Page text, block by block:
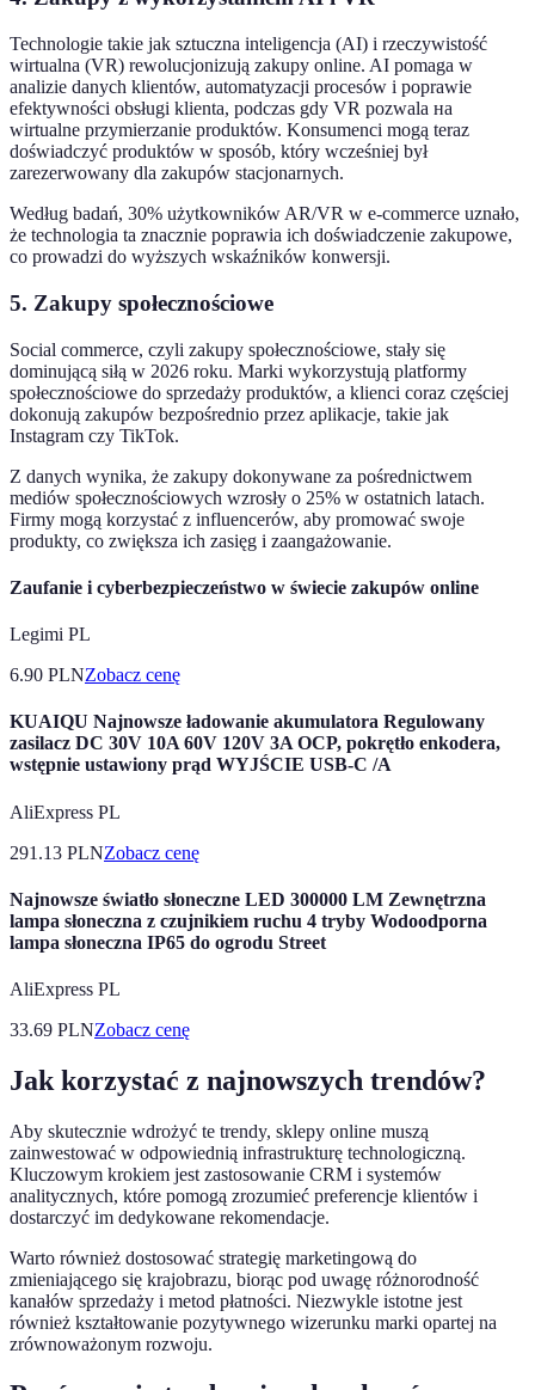
Technologie takie jak sztuczna inteligencja (AI) i rzeczywistość
wirtualna (VR) rewolucjonizują zakupy online. AI pomaga w
analizie danych klientów, automatyzacji procesów i poprawie
efektywności obsługi klienta, podczas gdy VR pozwala на
wirtualne przymierzanie produktów. Konsumenci mogą teraz
doświadczyć produktów w sposób, który wcześniej był
zarezerwowany dla zakupów stacjonarnych.
Według badań, 30% użytkowników AR/VR w e-commerce uznało,
że technologia ta znacznie poprawia ich doświadczenie zakupowe,
co prowadzi do wyższych wskaźników konwersji.
5. Zakupy społecznościowe
Social commerce, czyli zakupy społecznościowe, stały się
dominującą siłą w 2026 roku. Marki wykorzystują platformy
społecznościowe do sprzedaży produktów, a klienci coraz częściej
dokonują zakupów bezpośrednio przez aplikacje, takie jak
Instagram czy TikTok.
Z danych wynika, że zakupy dokonywane za pośrednictwem
mediów społecznościowych wzrosły o 25% w ostatnich latach.
Firmy mogą korzystać z influencerów, aby promować swoje
produkty, co zwiększa ich zasięg i zaangażowanie.
Zaufanie i cyberbezpieczeństwo w świecie zakupów online
Legimi PL
6.90 PLNZobacz cenę
KUAIQU Najnowsze ładowanie akumulatora Regulowany
zasilacz DC 30V 10A 60V 120V 3A OCP, pokrętło enkodera,
wstępnie ustawiony prąd WYJŚCIE USB-C /A
AliExpress PL
291.13 PLNZobacz cenę
Najnowsze światło słoneczne LED 300000 LM Zewnętrzna
lampa słoneczna z czujnikiem ruchu 4 tryby Wodoodporna
lampa słoneczna IP65 do ogrodu Street
AliExpress PL
33.69 PLNZobacz cenę
Jak korzystać z najnowszych trendów?
Aby skutecznie wdrożyć te trendy, sklepy online muszą
zainwestować w odpowiednią infrastrukturę technologiczną.
Kluczowym krokiem jest zastosowanie CRM i systemów
analitycznych, które pomogą zrozumieć preferencje klientów i
dostarczyć im dedykowane rekomendacje.
Warto również dostosować strategię marketingową do
zmieniającego się krajobrazu, biorąc pod uwagę różnorodność
kanałów sprzedaży i metod płatności. Niezwykle istotne jest
również kształtowanie pozytywnego wizerunku marki opartej na
zrównoważonym rozwoju.